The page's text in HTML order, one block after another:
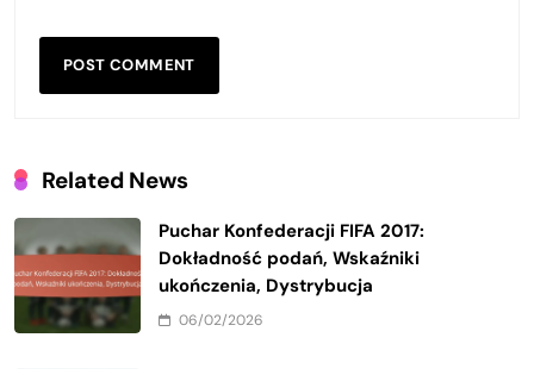
Related News
Puchar Konfederacji FIFA 2017:
Dokładność podań, Wskaźniki
ukończenia, Dystrybucja
06/02/2026